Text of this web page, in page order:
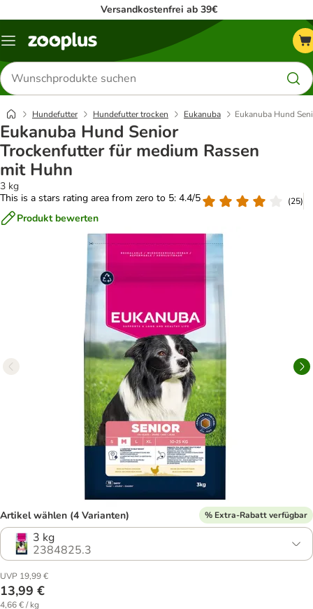
Versandkostenfrei ab 39€
Menü
Produkte
suchen
Hundefutter Hundefutter trocken Eukanuba Eukanuba Hund
Eukanuba Hund Senior
Trockenfutter für medium Rassen
mit Huhn
3 kg
This is a stars rating area from zero to 5: 4.4/5
(25)
Produkt bewerten
Artikel wählen (4 Varianten) % Extra-Rabatt verfügbar
3 kg
2384825.3
UVP 19,99 €
13,99 €
4,66 € / kg